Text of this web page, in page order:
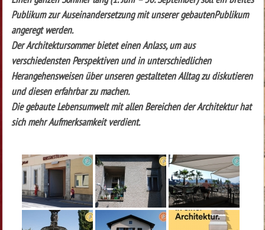
Publikum zur Auseinandersetzung mit unserer gebautenPublikum
angeregt werden.
Der Architektursommer bietet einen Anlass, um aus
verschiedensten Perspektiven und in unterschiedlichen
Herangehensweisen über unseren gestalteten Alltag zu diskutieren
und diesen erfahrbar zu machen.
Die gebaute Lebensumwelt mit allen Bereichen der Architektur hat
sich mehr Aufmerksamkeit verdient.